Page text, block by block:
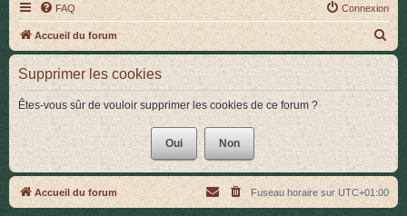
FAQ Connexion
Accueil du forum
e
c
h
e
Supprimer les cookies
Êtes-vous sûr de vouloir supprimer les cookies de ce forum ?
Accueil du forum Fuseau horaire sur UTC+01:00